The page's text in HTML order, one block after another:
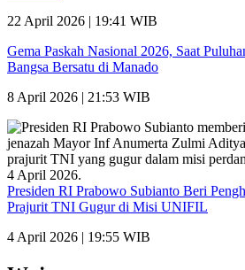
22 April 2026 | 19:41 WIB
Gema Paskah Nasional 2026, Saat
Bangsa Bersatu di Manado
8 April 2026 | 21:53 WIB
Presiden RI Prabowo Subianto Beri
Prajurit TNI Gugur di Misi UNIFIL
4 April 2026 | 19:55 WIB